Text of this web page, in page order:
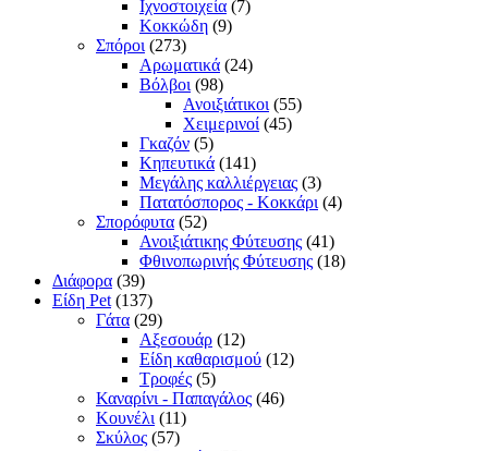
Ιχνοστοιχεία (7)
Κοκκώδη (9)
Σπόροι (273)
Αρωματικά (24)
Βόλβοι (98)
Ανοιξιάτικοι (55)
Χειμερινοί (45)
Γκαζόν (5)
Κηπευτικά (141)
Μεγάλης καλλιέργειας (3)
Πατατόσπορος - Κοκκάρι (4)
Σπορόφυτα (52)
Ανοιξιάτικης Φύτευσης (41)
Φθινοπωρινής Φύτευσης (18)
Διάφορα (39)
Είδη Pet (137)
Γάτα (29)
Αξεσουάρ (12)
Είδη καθαρισμού (12)
Τροφές (5)
Καναρίνι - Παπαγάλος (46)
Κουνέλι (11)
Σκύλος (57)